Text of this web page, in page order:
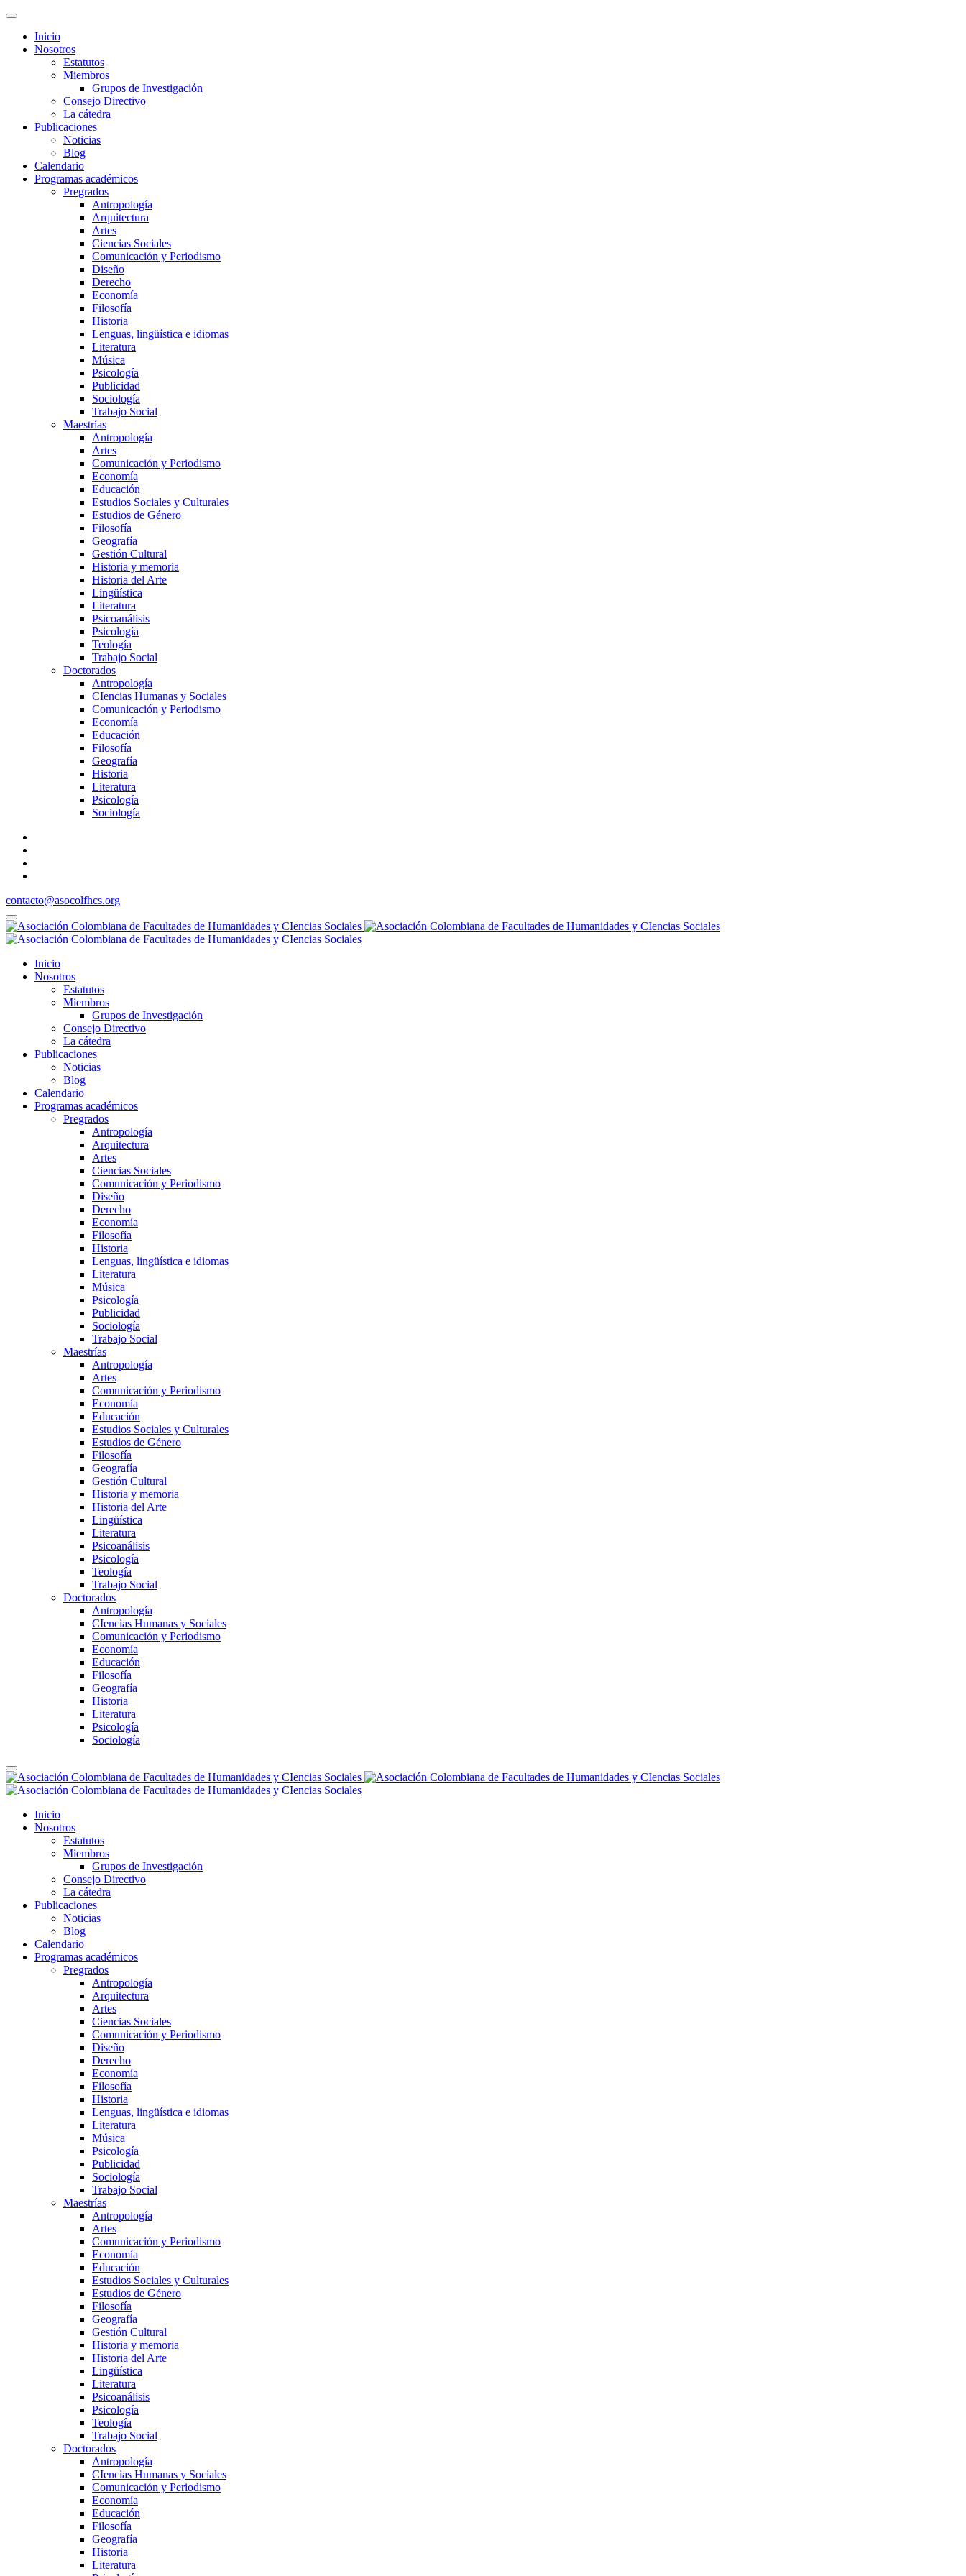
Inicio
Nosotros
Estatutos
Miembros
Grupos de Investigación
Consejo Directivo
La cátedra
Publicaciones
Noticias
Blog
Calendario
Programas académicos
Pregrados
Antropología
Arquitectura
Artes
Ciencias Sociales
Comunicación y Periodismo
Diseño
Derecho
Economía
Filosofía
Historia
Lenguas, lingüística e idiomas
Literatura
Música
Psicología
Publicidad
Sociología
Trabajo Social
Maestrías
Antropología
Artes
Comunicación y Periodismo
Economía
Educación
Estudios Sociales y Culturales
Estudios de Género
Filosofía
Geografía
Gestión Cultural
Historia y memoria
Historia del Arte
Lingüística
Literatura
Psicoanálisis
Psicología
Teología
Trabajo Social
Doctorados
Antropología
CIencias Humanas y Sociales
Comunicación y Periodismo
Economía
Educación
Filosofía
Geografía
Historia
Literatura
Psicología
Sociología
contacto@asocolfhcs.org
Inicio
Nosotros
Estatutos
Miembros
Grupos de Investigación
Consejo Directivo
La cátedra
Publicaciones
Noticias
Blog
Calendario
Programas académicos
Pregrados
Antropología
Arquitectura
Artes
Ciencias Sociales
Comunicación y Periodismo
Diseño
Derecho
Economía
Filosofía
Historia
Lenguas, lingüística e idiomas
Literatura
Música
Psicología
Publicidad
Sociología
Trabajo Social
Maestrías
Antropología
Artes
Comunicación y Periodismo
Economía
Educación
Estudios Sociales y Culturales
Estudios de Género
Filosofía
Geografía
Gestión Cultural
Historia y memoria
Historia del Arte
Lingüística
Literatura
Psicoanálisis
Psicología
Teología
Trabajo Social
Doctorados
Antropología
CIencias Humanas y Sociales
Comunicación y Periodismo
Economía
Educación
Filosofía
Geografía
Historia
Literatura
Psicología
Sociología
Inicio
Nosotros
Estatutos
Miembros
Grupos de Investigación
Consejo Directivo
La cátedra
Publicaciones
Noticias
Blog
Calendario
Programas académicos
Pregrados
Antropología
Arquitectura
Artes
Ciencias Sociales
Comunicación y Periodismo
Diseño
Derecho
Economía
Filosofía
Historia
Lenguas, lingüística e idiomas
Literatura
Música
Psicología
Publicidad
Sociología
Trabajo Social
Maestrías
Antropología
Artes
Comunicación y Periodismo
Economía
Educación
Estudios Sociales y Culturales
Estudios de Género
Filosofía
Geografía
Gestión Cultural
Historia y memoria
Historia del Arte
Lingüística
Literatura
Psicoanálisis
Psicología
Teología
Trabajo Social
Doctorados
Antropología
CIencias Humanas y Sociales
Comunicación y Periodismo
Economía
Educación
Filosofía
Geografía
Historia
Literatura